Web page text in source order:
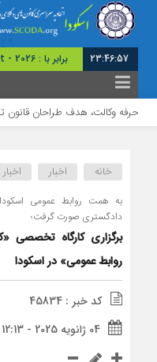
23:46:57 برابر با : Thursday - 6 August - 2026
وکالت، هدف طراحان قانون
خانه اخبار
به همت روابط عمومی
دادگستری صورت گرفت؛
برگزاری کارگاه تخصصی
روابط عمومی» در اسکودا
کد خبر : 45834
04 ژانویه 2025 - 12:13